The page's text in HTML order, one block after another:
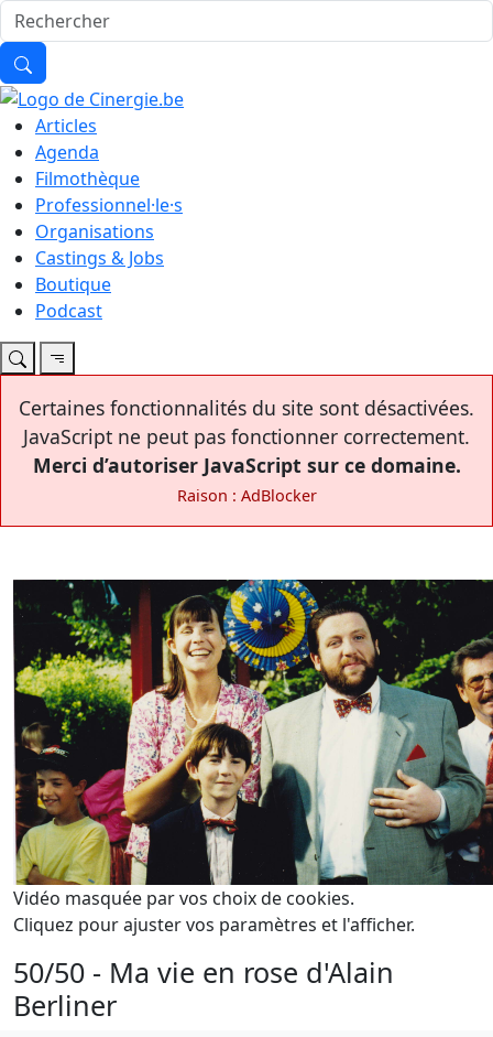
Articles
Agenda
Filmothèque
Professionnel·le·s
Organisations
Castings & Jobs
Boutique
Podcast
Certaines fonctionnalités du site sont désactivées.
JavaScript ne peut pas fonctionner correctement.
Merci d’autoriser JavaScript sur ce domaine.
Raison : AdBlocker
Vidéo masquée par vos choix de cookies.
Cliquez pour ajuster vos paramètres et l'afficher.
50/50 - Ma vie en rose d'Alain
Berliner